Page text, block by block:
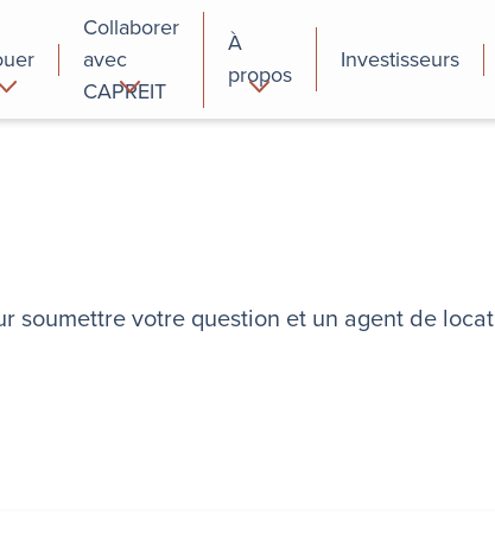
Collaborer
avec
CAPREIT
À
propos
Investisseurs
soumettre votre question et un agent de